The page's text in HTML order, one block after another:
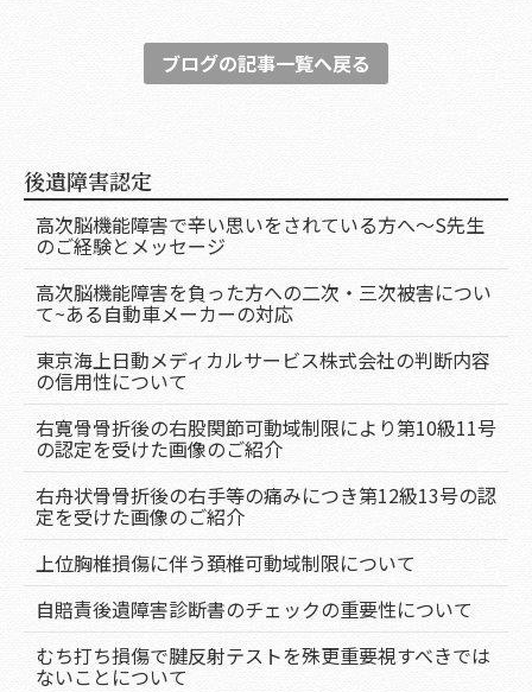
ブログの記事一覧へ戻る
後遺障害認定
高次脳機能障害で辛い思いをされている方へ～S先生
のご経験とメッセージ
高次脳機能障害を負った方への二次・三次被害につい
て~ある自動車メーカーの対応
東京海上日動メディカルサービス株式会社の判断内容
の信用性について
右寛骨骨折後の右股関節可動域制限により第10級11号
の認定を受けた画像のご紹介
右舟状骨骨折後の右手等の痛みにつき第12級13号の認
定を受けた画像のご紹介
上位胸椎損傷に伴う頚椎可動域制限について
自賠責後遺障害診断書のチェックの重要性について
むち打ち損傷で腱反射テストを殊更重要視すべきでは
ないことについて